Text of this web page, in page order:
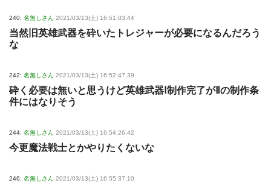
240: 名無しさん 2021/03/13(土) 16:51:03.44
当然旧英雄武器を砕いたトレジャーが必要になるんだろう
な
242: 名無しさん 2021/03/13(土) 16:52:47.39
砕く必要は無いと思うけど英雄武器Ⅰ制作完了がⅡの制作条
件にはなりそう
244: 名無しさん 2021/03/13(土) 16:54:26.42
今更魔法戦士とかやりたくないな
246: 名無しさん 2021/03/13(土) 16:55:37.10